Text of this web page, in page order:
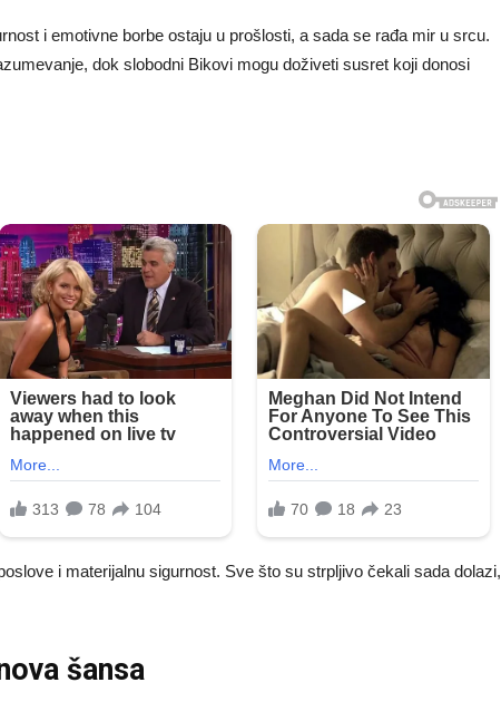
i emotivne borbe ostaju u prošlosti, a sada se rađa mir u srcu.
dok slobodni Bikovi mogu doživeti susret koji donosi
i materijalnu sigurnost. Sve što su strpljivo čekali sada dolazi,
šansa